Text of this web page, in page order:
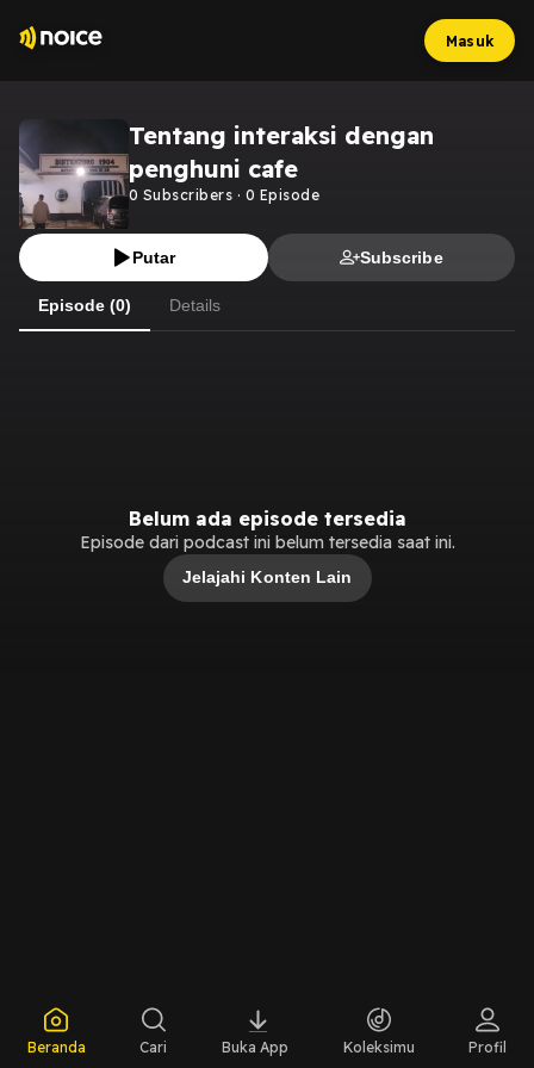
Masuk
Tentang interaksi dengan
penghuni cafe
0 Subscribers · 0 Episode
Putar Subscribe
Episode (0) Details
Belum ada episode tersedia
Episode dari podcast ini belum tersedia saat ini.
Jelajahi Konten Lain
Beranda Cari Buka App Koleksimu Profil